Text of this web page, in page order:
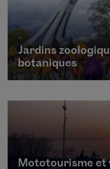
Jardins
botaniques
Mototourisme et